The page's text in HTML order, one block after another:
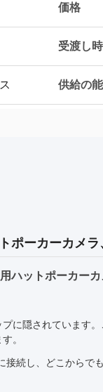
価格
受渡し
供給の
ポーカーカメ
ハットポーカー
に隠されています
。
接続し、どこからで